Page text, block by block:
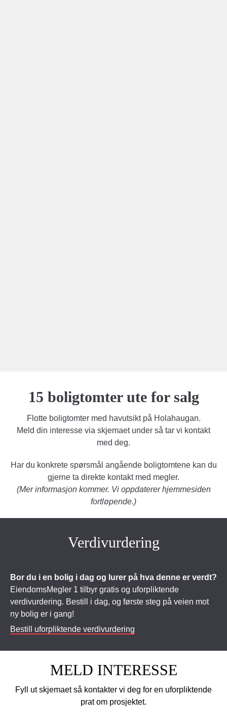
15 boligtomter ute for salg
Flotte boligtomter med havutsikt på Holahaugan.
Meld din interesse via skjemaet under så tar vi kontakt
med deg.
Har du konkrete spørsmål angående boligtomtene kan du
gjerne ta direkte kontakt med megler.
(Mer informasjon kommer. Vi oppdaterer hjemmesiden
fortløpende.)
Verdivurdering
Bor du i en bolig i dag og lurer på hva denne er verdt?
EiendomsMegler 1 tilbyr gratis og uforpliktende
verdivurdering. Bestill i dag, og første steg på veien mot
ny bolig er i gang!
Bestill uforpliktende verdivurdering
MELD INTERESSE
Fyll ut skjemaet så kontakter vi deg for en uforpliktende
prat om prosjektet.